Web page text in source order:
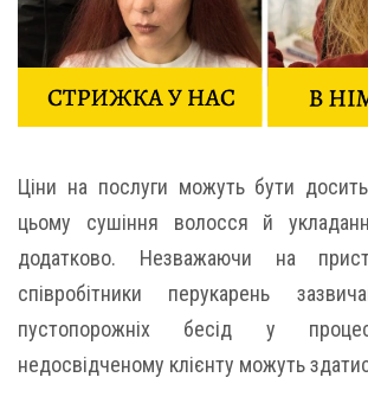
Ціни на послуги можуть бути
цьому сушіння волосся й
додатково. Незважаючи на
співробітники перукарень
пустопорожніх бесід у
недосвідченому клієнту можуть